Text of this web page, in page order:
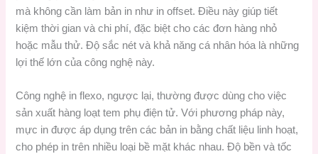
mà không cần làm bản in như in offset. Điều này giúp tiết
kiệm thời gian và chi phí, đặc biệt cho các đơn hàng nhỏ
hoặc mẫu thử. Độ sắc nét và khả năng cá nhân hóa là những
lợi thế lớn của công nghệ này.
Công nghệ in flexo, ngược lại, thường được dùng cho việc
sản xuất hàng loạt tem phụ điện tử. Với phương pháp này,
mực in được áp dụng trên các bản in bằng chất liệu linh hoạt,
cho phép in trên nhiều loại bề mặt khác nhau. Độ bền và tốc